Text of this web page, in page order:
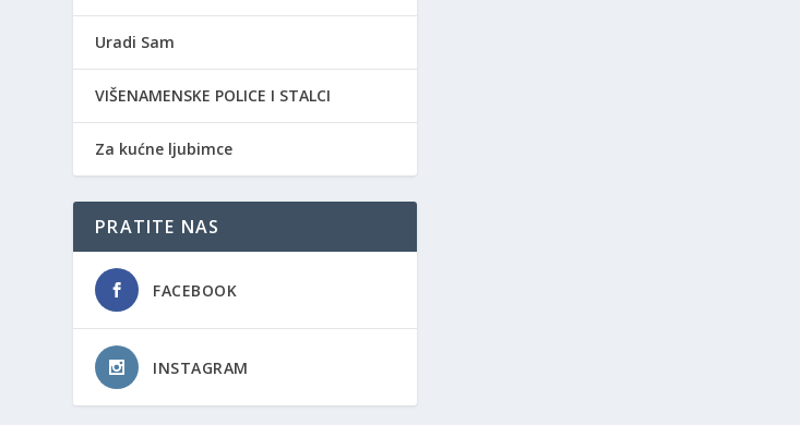
Uradi Sam
VIŠENAMENSKE POLICE I STALCI
Za kućne ljubimce
PRATITE NAS
FACEBOOK
INSTAGRAM